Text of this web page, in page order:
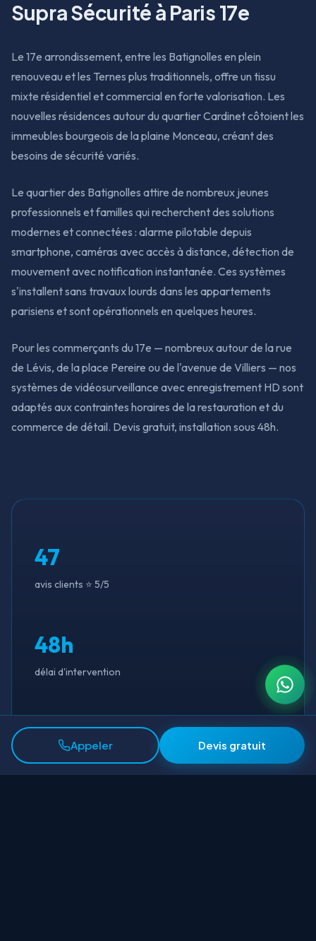
Supra Sécurité à Paris 17e
Le 17e arrondissement, entre les Batignolles en plein
renouveau et les Ternes plus traditionnels, offre un tissu
mixte résidentiel et commercial en forte valorisation. Les
nouvelles résidences autour du quartier Cardinet côtoient les
immeubles bourgeois de la plaine Monceau, créant des
besoins de sécurité variés.
Le quartier des Batignolles attire de nombreux jeunes
professionnels et familles qui recherchent des solutions
modernes et connectées : alarme pilotable depuis
smartphone, caméras avec accès à distance, détection de
mouvement avec notification instantanée. Ces systèmes
s'installent sans travaux lourds dans les appartements
parisiens et sont opérationnels en quelques heures.
Pour les commerçants du 17e — nombreux autour de la rue
de Lévis, de la place Pereire ou de l'avenue de Villiers — nos
systèmes de vidéosurveillance avec enregistrement HD sont
adaptés aux contraintes horaires de la restauration et du
commerce de détail. Devis gratuit, installation sous 48h.
47
avis clients ⭐ 5/5
48h
délai d'intervention
2 ans
de garantie
Appeler Devis gratuit